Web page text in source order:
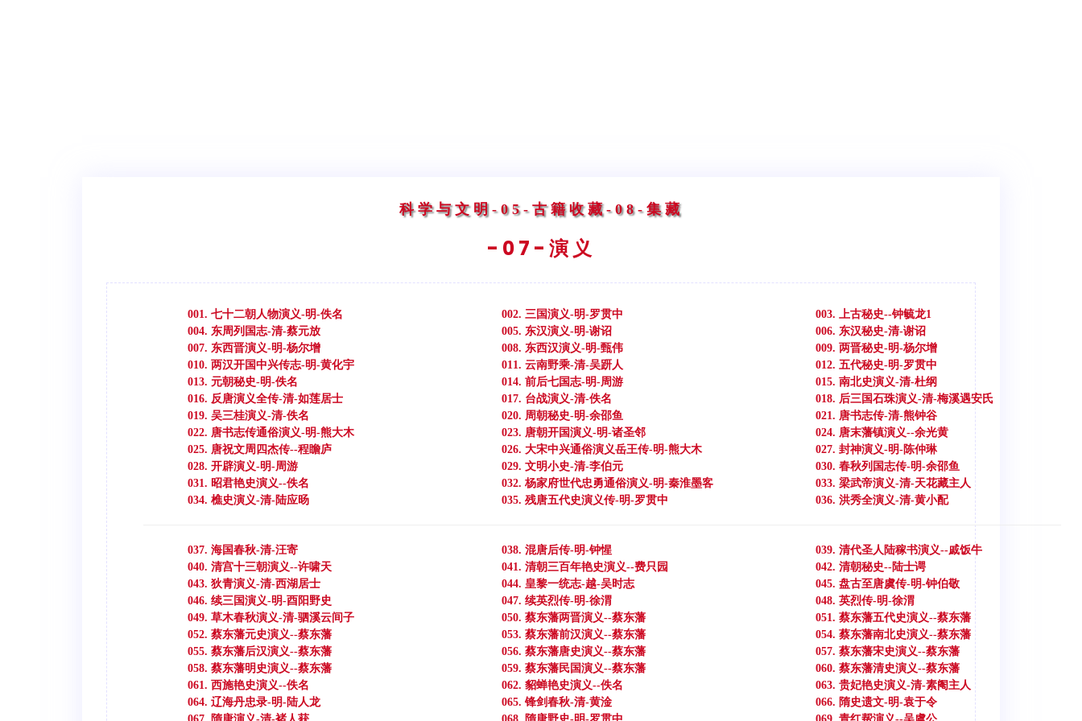
科学与文明 -05-古籍收藏-08-集藏
-07-演义
001. 七十二朝人物演义-明-佚名 002. 三国演义-明-罗贯中
003. 上古秘史--钟毓龙1
004. 东周列国志-清-蔡元放
005. 东汉演义-明-谢诏
006. 东汉秘史-清-谢诏
007. 东西晋演义-明-杨尔增
008. 东西汉演义-明-甄伟
009. 两晋秘史-明-杨尔增
010. 两汉开国中兴传志-明-黄化宇
011. 云南野乘-清-吴趼人
012. 五代秘史-明-罗贯中
013. 元朝秘史-明-佚名
014. 前后七国志-明-周游
015. 南北史演义-清-杜纲
016. 反唐演义全传-清-如莲居士
017. 台战演义-清-佚名
018. 后三国石珠演义-清-梅溪遇安氏
019. 吴三桂演义-清-佚名
020. 周朝秘史-明-余邵鱼
021. 唐书志传-清-熊钟谷
022. 唐书志传通俗演义-明-熊大木
023. 唐朝开国演义-明-诸圣邻
024. 唐末藩镇演义--余光黄
025. 唐祝文周四杰传--程瞻庐
026. 大宋中兴通俗演义岳王传-明-熊大木
027. 封神演义-明-陈仲琳
028. 开辟演义-明-周游
029. 文明小史-清-李伯元
030. 春秋列国志传-明-余邵鱼
031. 昭君艳史演义--佚名
032. 杨家府世代忠勇通俗演义-明-秦淮墨客
033. 梁武帝演义-清-天花藏主人
034. 樵史演义-清-陆应旸
035. 残唐五代史演义传-明-罗贯中 036. 洪秀全演义-清-黄小配
037. 海国春秋-清-汪寄 038. 混唐后传-明-钟惺
039. 清代圣人陆稼书演义--戚饭牛
040. 清宫十三朝演义--许啸天
041. 清朝三百年艳史演义--费只园
042. 清朝秘史--陆士谔
043. 狄青演义-清-西湖居士
044. 皇黎一统志-越-吴时志
045. 盘古至唐虞传-明-钟伯敬
046. 续三国演义-明-酉阳野史
047. 续英烈传-明-徐渭
048. 英烈传-明-徐渭
049. 草木春秋演义-清-驷溪云间子
050. 蔡东藩两晋演义--蔡东藩
051. 蔡东藩五代史演义--蔡东藩
052. 蔡东藩元史演义--蔡东藩
053. 蔡东藩前汉演义--蔡东藩
054. 蔡东藩南北史演义--蔡东藩
055. 蔡东藩后汉演义--蔡东藩
056. 蔡东藩唐史演义--蔡东藩
057. 蔡东藩宋史演义--蔡东藩
058. 蔡东藩明史演义--蔡东藩
059. 蔡东藩民国演义--蔡东藩
060. 蔡东藩清史演义--蔡东藩
061. 西施艳史演义--佚名
062. 貂蝉艳史演义--佚名
063. 贵妃艳史演义-清-素阉主人
064. 辽海丹忠录-明-陆人龙
065. 锋剑春秋-清-黄淦
066. 隋史遗文-明-袁于令